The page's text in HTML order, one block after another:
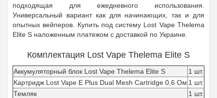
подходящая для ежедневного использования.
Универсальный вариант как для начинающих, так и для
опытных вейперов. Купить под систему Lost Vape Thelema
Elite S наложенным платежом с доставкой по Украине.
Комплектация Lost Vape Thelema Elite S
Аккумуляторный блок Lost Vape Thelema Elite S
1 шт.
Картридж Lost Vape E Plus Dual Mesh Cartridge 0,6 Ом 1 шт.
Темляк
1 шт.